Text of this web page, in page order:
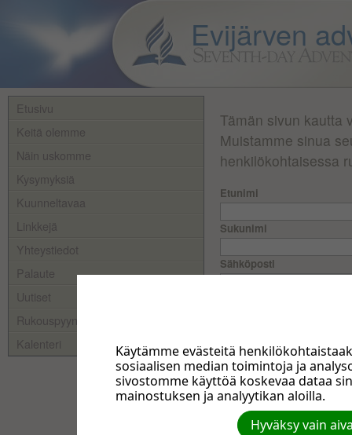
Evijärven
Etusivu
Keitä olemme
Näin uskomme
Kysymyksiä
Kuunneltavaa
Linkkejä
Yhteystiedot
Palaute
Uutiset
Rukouspyynnöt
Kalenteri
Tämän sivun kautta
Muistamme sinua
henkilökohtaisessa
Etunimi
Sukunimi
Sähköposti
Käytämme evästeitä
sosiaalisen median toimintoja ja
sivostomme käyttöä koskevaa dataa
mainostuksen ja analyytikan aloilla.
Hyväksy vain